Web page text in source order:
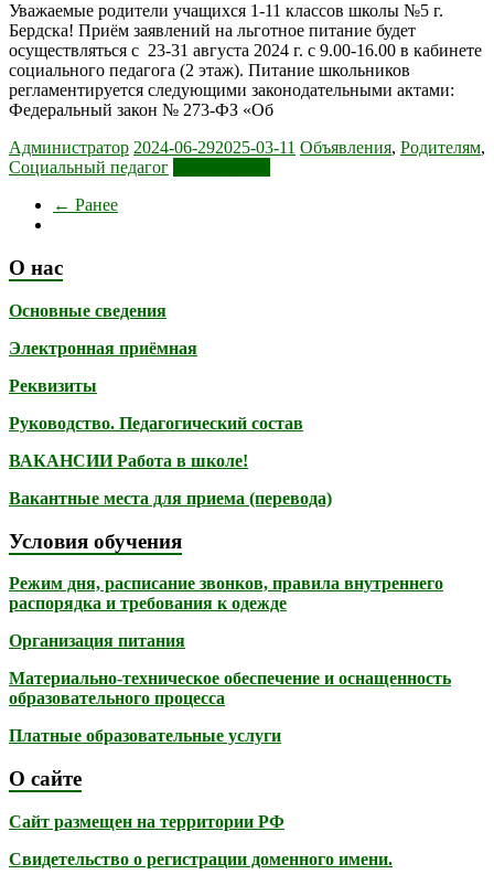
Уважаемые родители учащихся 1-11 классов школы №5 г.
Бердска! Приём заявлений на льготное питание будет
осуществляться с 23-31 августа 2024 г. с 9.00-16.00 в кабинете
социального педагога (2 этаж). Питание школьников
регламентируется следующими законодательными актами:
Федеральный закон № 273-ФЗ «Об
Администратор 2024-06-292025-03-11 Объявления, Родителям,
Социальный педагог
← Ранее
О нас
Основные сведения
Электронная приёмная
Реквизиты
Руководство. Педагогический состав
ВАКАНСИИ Работа в школе!
Вакантные места для приема (перевода)
Условия обучения
Режим дня, расписание звонков, правила внутреннего
распорядка и требования к одежде
Организация питания
Материально-техническое обеспечение и оснащенность
образовательного процесса
Платные образовательные услуги
О сайте
Сайт размещен на территории РФ
Свидетельство о регистрации доменного имени.